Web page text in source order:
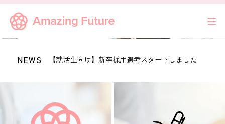
女性が自立していつまでも活躍し続けられる
NEWS 【就活生向け】新卒採用選考スタートしました